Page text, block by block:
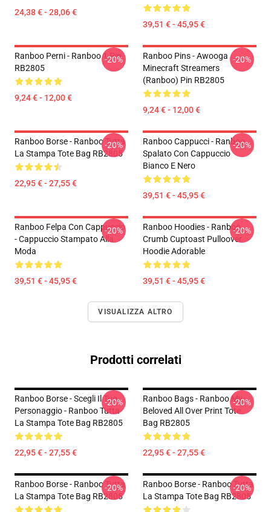
24,38 € - 28,06 €
39,51 € - 45,95 €
Ranboo Perni - Ranboo 1 Pin
RB2805
9,24 € - 12,00 €
-20%
Ranboo Pins - Awooga
Minecraft Streamers
(Ranboo) Pin RB2805
9,24 € - 12,00 €
-20%
Ranboo Borse - Ranboo Tutta
La Stampa Tote Bag RB2805
22,95 € - 27,55 €
-20%
Ranboo Cappucci - Ranboo
Spalato Con Cappuccio
Bianco E Nero
39,51 € - 45,95 €
-20%
Ranboo Felpa Con Cappuccio
- Cappuccio Stampato Alla
Moda
39,51 € - 45,95 €
-20%
Ranboo Hoodies - Ranboo
Crumb Cuptoast Pulloover
Hoodie Adorable
39,51 € - 45,95 €
-20%
VISUALIZZA ALTRO
Prodotti correlati
Ranboo Borse - Scegli Il Tuo
Personaggio - Ranboo Tutta
La Stampa Tote Bag RB2805
22,95 € - 27,55 €
-20%
Ranboo Bags - Ranboo My
Beloved All Over Print Tote
Bag RB2805
22,95 € - 27,55 €
-20%
Ranboo Borse - Ranboo Tutta
La Stampa Tote Bag RB2805
-20%
Ranboo Borse - Ranboo Tutta
La Stampa Tote Bag RB2805
-20%